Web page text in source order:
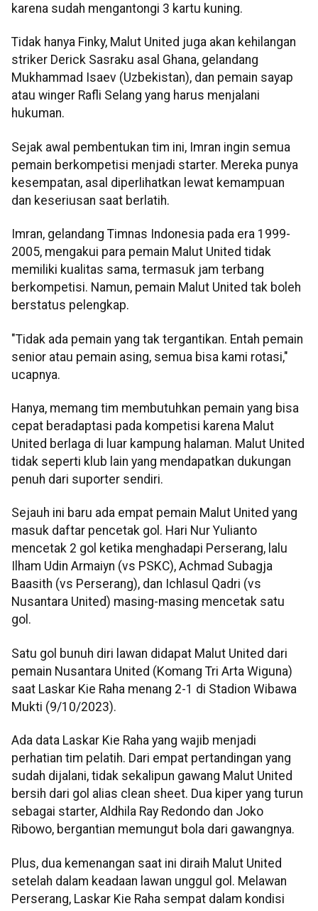
karena sudah mengantongi 3 kartu kuning.
Tidak hanya Finky, Malut United juga akan kehilangan
striker Derick Sasraku asal Ghana, gelandang
Mukhammad Isaev (Uzbekistan), dan pemain sayap
atau winger Rafli Selang yang harus menjalani
hukuman.
Sejak awal pembentukan tim ini, Imran ingin semua
pemain berkompetisi menjadi starter. Mereka punya
kesempatan, asal diperlihatkan lewat kemampuan
dan keseriusan saat berlatih.
Imran, gelandang Timnas Indonesia pada era 1999-
2005, mengakui para pemain Malut United tidak
memiliki kualitas sama, termasuk jam terbang
berkompetisi. Namun, pemain Malut United tak boleh
berstatus pelengkap.
"Tidak ada pemain yang tak tergantikan. Entah pemain
senior atau pemain asing, semua bisa kami rotasi,"
ucapnya.
Hanya, memang tim membutuhkan pemain yang bisa
cepat beradaptasi pada kompetisi karena Malut
United berlaga di luar kampung halaman. Malut United
tidak seperti klub lain yang mendapatkan dukungan
penuh dari suporter sendiri.
Sejauh ini baru ada empat pemain Malut United yang
masuk daftar pencetak gol. Hari Nur Yulianto
mencetak 2 gol ketika menghadapi Perserang, lalu
Ilham Udin Armaiyn (vs PSKC), Achmad Subagja
Baasith (vs Perserang), dan Ichlasul Qadri (vs
Nusantara United) masing-masing mencetak satu
gol.
Satu gol bunuh diri lawan didapat Malut United dari
pemain Nusantara United (Komang Tri Arta Wiguna)
saat Laskar Kie Raha menang 2-1 di Stadion Wibawa
Mukti (9/10/2023).
Ada data Laskar Kie Raha yang wajib menjadi
perhatian tim pelatih. Dari empat pertandingan yang
sudah dijalani, tidak sekalipun gawang Malut United
bersih dari gol alias clean sheet. Dua kiper yang turun
sebagai starter, Aldhila Ray Redondo dan Joko
Ribowo, bergantian memungut bola dari gawangnya.
Plus, dua kemenangan saat ini diraih Malut United
setelah dalam keadaan lawan unggul gol. Melawan
Perserang, Laskar Kie Raha sempat dalam kondisi